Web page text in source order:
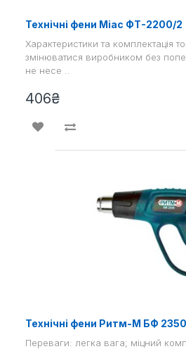
Технічні фени Міас ФТ-2200/2
Характеристики та комплектація
змінюватися виробником без
не несе ..
406₴
Технічні фени Ритм-М БФ 2350
Переваги: легка вага; міцний